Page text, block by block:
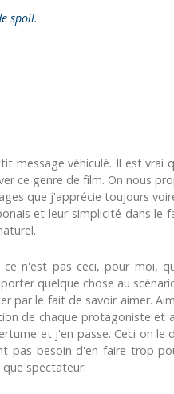
spoil.
message véhiculé. Il est vrai
ce genre de film. On nous
que j'apprécie toujours
et leur simplicité dans le
n'est pas ceci, pour moi,
quelque chose au
par le fait de savoir aimer.
de chaque protagoniste et
et j'en passe. Ceci on le
pas besoin d'en faire trop
spectateur.